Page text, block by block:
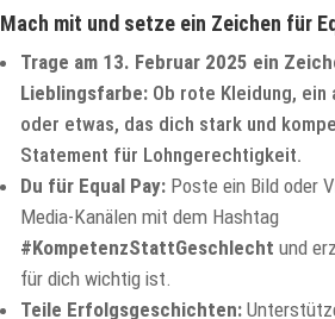
Mach mit und setze ein Zeichen für
Trage am 13. Februar 2025 ein
Lieblingsfarbe: Ob rote Kleidung,
oder etwas, das dich stark und
Statement für Lohngerechtigkeit.
Du für Equal Pay: Poste ein Bild oder
Media-Kanälen mit dem Hashtag
#KompetenzStattGeschlecht und
für dich wichtig ist.
Teile Erfolgsgeschichten: